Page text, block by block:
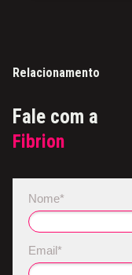
Relacionamento
Fale com a
Fibrion
Nome*
Email*